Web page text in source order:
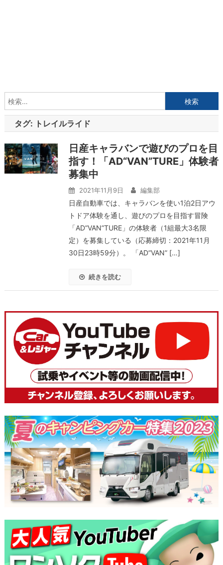
索:
タグ: トレイルライド
日産キャラバンで遊びのプロを目
指す！「AD“VAN”TURE」体験者
募集中
2021年11月9日 編集部
日産自動車では、キャラバンを使い1泊2日アウ
トドア体験を通し、遊びのプロを目指す冒険
「AD”VAN”TURE」の体験者（1組最大3名限
定）を募集している（応募締切：2021年11月
30日23時59分）。 「AD”VAN” […]
続きを読む